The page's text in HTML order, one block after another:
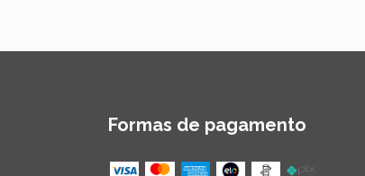
Formas de pagamento